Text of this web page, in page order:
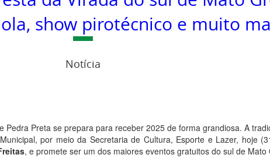
show pirotécnico e muito
Notícia
Pedra Preta se prepara para receber 2025 de forma grandiosa. A
por meio da Secretaria de Cultura, Esporte e Lazer, hoje
, e promete ser um dos maiores eventos gratuitos do sul de Mato